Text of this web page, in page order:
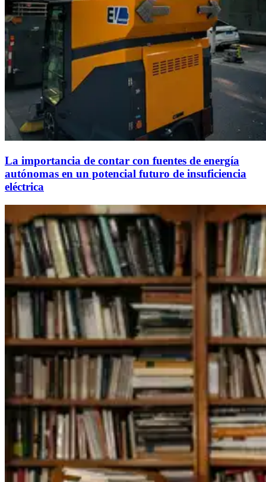
La importancia de contar con fuentes de energía
autónomas en un potencial futuro de insuficiencia
eléctrica